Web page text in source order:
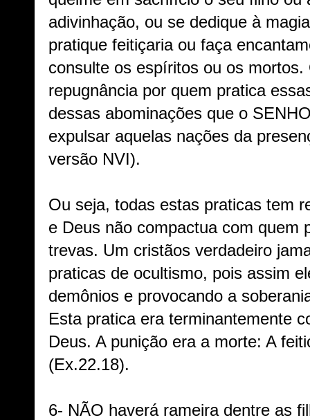
adivinhação, ou se dedique à
pratique feitiçaria ou faça
consulte os espíritos ou os
repugnância por quem pratica
dessas abominações que o
expulsar aquelas nações da
versão NVI).
Ou seja, todas estas praticas tem
e Deus não compactua com quem
trevas. Um cristãos verdadeiro
praticas de ocultismo, pois assim
demônios e provocando a
Esta pratica era terminantemente
Deus. A punição era a morte: A
(Ex.22.18).
6- NÃO haverá rameira dentre as